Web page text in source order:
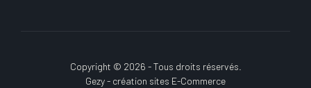
Copyright © 2026 - Tous droits réservés.
Gezy - création sites E-Commerce